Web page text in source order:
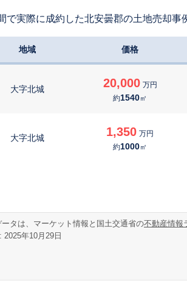
で実際に成約した北安曇郡の土地売却事
地域 価格
大字北城 20,000 万円
約1540㎡
大字北城 1,350 万円
約1000㎡
タは、マーケット情報と国土交通省の不動産情報
2025年10月29日